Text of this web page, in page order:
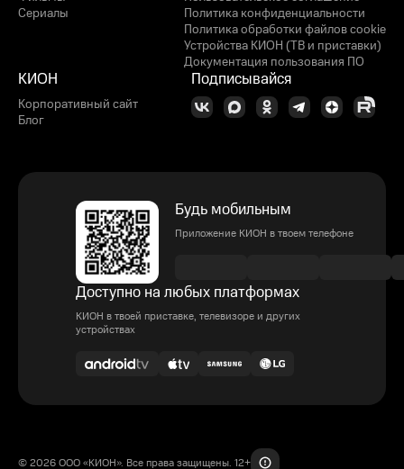
Сериалы
Политика конфиденциальности
Политика обработки файлов cookie
Устройства КИОН (ТВ и приставки)
Документация пользования ПО
КИОН
Корпоративный сайт
Блог
Подписывайся
Будь мобильным
Приложение КИОН в твоем телефоне
Доступно на любых платформах
КИОН в твоей приставке, телевизоре и других
устройствах
© 2026 ООО «КИОН». Все права защищены. 12+